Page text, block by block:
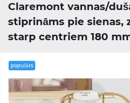
Claremont vannas/
stiprināms pie sienas,
starp centriem 180
populārs